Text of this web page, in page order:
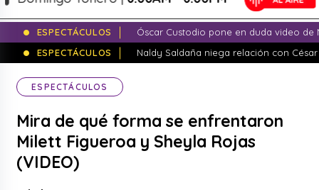
ESPECTÁCULOS
Óscar Custodio pone en duda video de
ESPECTÁCULOS
Naldy Saldaña niega relación con
ESPECTÁCULOS
Mira de qué forma se enfrentaron
Milett Figueroa y Sheyla Rojas
(VIDEO)